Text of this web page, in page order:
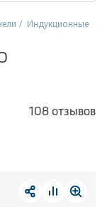
Индукционные
108 отзывов